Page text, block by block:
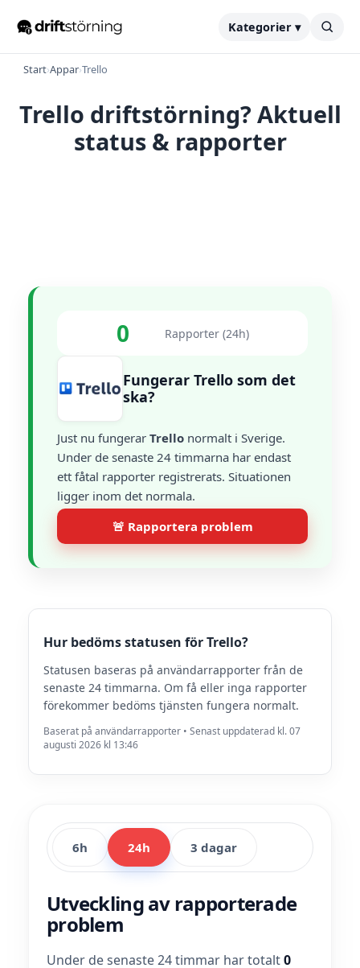
Kategorier ▾
Start›Appar›Trello
Trello driftstörning? Aktuell
status & rapporter
0 Rapporter (24h)
Fungerar Trello som det
ska?
Just nu fungerar Trello normalt i Sverige.
Under de senaste 24 timmarna har endast
ett fåtal rapporter registrerats. Situationen
ligger inom det normala.
🚨 Rapportera problem
Hur bedöms statusen för Trello?
Statusen baseras på användarrapporter från de
senaste 24 timmarna. Om få eller inga rapporter
förekommer bedöms tjänsten fungera normalt.
Baserat på användarrapporter • Senast uppdaterad kl. 07
augusti 2026 kl 13:46
6h 24h 3 dagar
Utveckling av rapporterade
problem
Under de senaste 24 timmar har totalt0